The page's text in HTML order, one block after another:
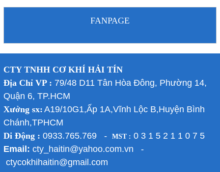
FANPAGE
CTY TNHH CƠ KHÍ HẢI TÍN
Địa Chỉ VP : 79/48 D11 Tân Hòa Đông, Phường 14,
Quận 6, TP.HCM
Xưởng sx: A19/10G1,Ấp 1A,Vĩnh Lộc B,Huyện Bình
Chánh,TPHCM
Di Động : 0933.765.769 - MST : 0 3 1 5 2 1 1 0 7 5
Email: cty_haitin@yahoo.com.vn -
ctycokhihaitin@gmail.com